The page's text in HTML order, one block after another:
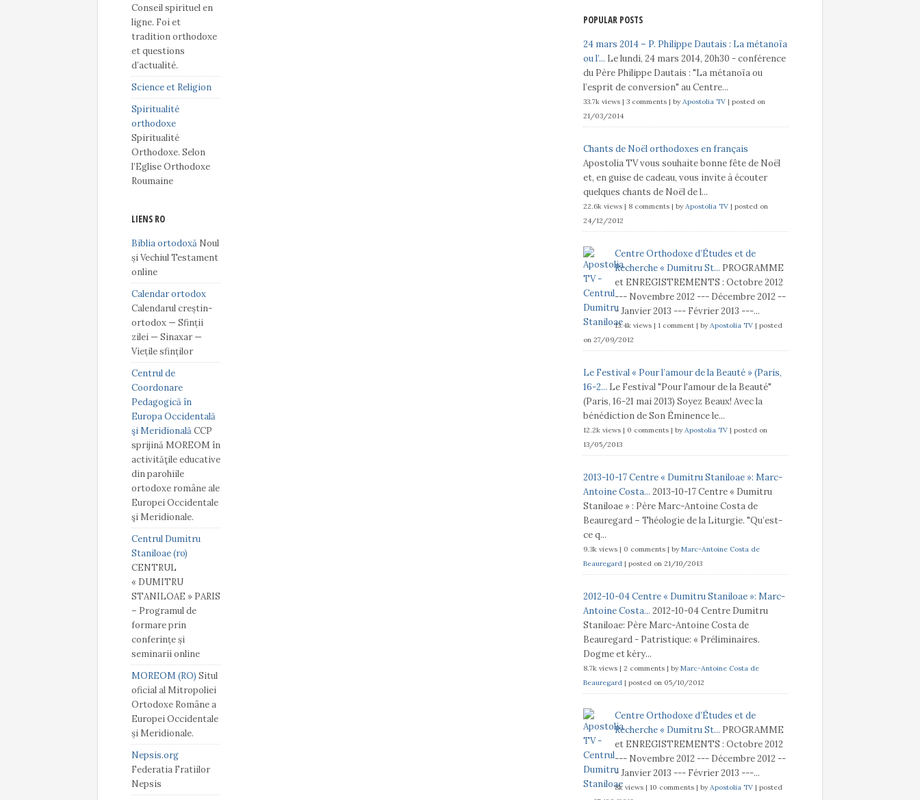
Conseil spirituel en
ligne. Foi et
tradition orthodoxe
et questions
d’actualité.
Science et Religion
Spiritualité
orthodoxe
Spiritualité
Orthodoxe. Selon
l’Eglise Orthodoxe
Roumaine
LIENS RO
Biblia ortodoxă Noul
și Vechiul Testament
online
Calendar ortodox
Calendarul creștin-
ortodox — Sfinții
zilei — Sinaxar —
Viețile sfinților
Centrul de
Coordonare
Pedagogică în
Europa Occidentală
şi MeridionalăCCP
sprijină MOREOM în
activităţile educative
din parohiile
ortodoxe române ale
Europei Occidentale
şi Meridionale.
Centrul Dumitru
Staniloae (ro)
CENTRUL
« DUMITRU
STANILOAE » PARIS
– Programul de
formare prin
conferințe și
seminarii online
MOREOM (RO) Situl
oficial al Mitropoliei
Ortodoxe Române a
Europei Occidentale
și Meridionale.
Nepsis.org
Federatia Fratiilor
Nepsis
POPULAR POSTS
24 mars 2014 – P. Philippe Dautais : La métanoïa
ou l’... Le lundi, 24 mars 2014, 20h30 - conférence
du Père Philippe Dautais : "La métanoïa ou
l’esprit de conversion" au Centre...
33.7k views | 3 comments | byApostolia TV | posted on
21/03/2014
Chants de Noël orthodoxes en français
Apostolia TV vous souhaite bonne fête de Noël
et, en guise de cadeau, vous invite à écouter
quelques chants de Noël de l...
22.6k views | 8 comments | byApostolia TV | posted on
24/12/2012
Centre Orthodoxe d’Études et de
Recherche « Dumitru St... PROGRAMME
et ENREGISTREMENTS : Octobre 2012
--- Novembre 2012 --- Décembre 2012 --
- Janvier 2013 --- Février 2013 ---...
13.4k views | 1 comment | byApostolia TV | posted
on 27/09/2012
Le Festival « Pour l’amour de la Beauté » (Paris,
16-2... Le Festival "Pour l'amour de la Beauté"
(Paris, 16-21 mai 2013) Soyez Beaux! Avec la
bénédiction de Son Éminence le...
12.2k views | 0 comments | byApostolia TV | posted on
13/05/2013
2013-10-17 Centre « Dumitru Staniloae »: Marc-
Antoine Costa... 2013-10-17 Centre « Dumitru
Staniloae » : Père Marc-Antoine Costa de
Beauregard – Théologie de la Liturgie. "Qu’est-
ce q...
9.3k views | 0 comments | byMarc-Antoine Costa de
Beauregard | posted on 21/10/2013
2012-10-04 Centre « Dumitru Staniloae »: Marc-
Antoine Costa... 2012-10-04 Centre Dumitru
Staniloae: Père Marc-Antoine Costa de
Beauregard - Patristique: « Préliminaires.
Dogme et kéry...
8.7k views | 2 comments | byMarc-Antoine Costa de
Beauregard | posted on 05/10/2012
Centre Orthodoxe d’Études et de
Recherche « Dumitru St... PROGRAMME
et ENREGISTREMENTS : Octobre 2012
--- Novembre 2012 --- Décembre 2012 --
- Janvier 2013 --- Février 2013 ---...
8k views | 10 comments | byApostolia TV | posted